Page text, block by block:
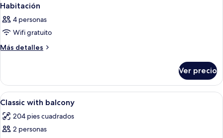
Habitación
4 personas
Wifi gratuito
Más detalles
Más
Ver precio
Abrir
todas
las
fotos
Caja de seguridad en la habitación,
3
Classic with balcony
204 pies cuadrados
2 personas